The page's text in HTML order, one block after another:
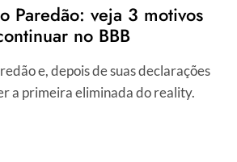
Paredão: veja 3 motivos
no BBB
e, depois de suas declarações
a primeira eliminada do reality.